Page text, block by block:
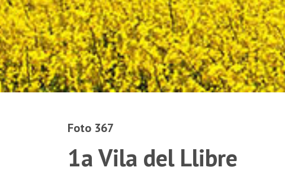
Foto 367
1a Vila del Llibre